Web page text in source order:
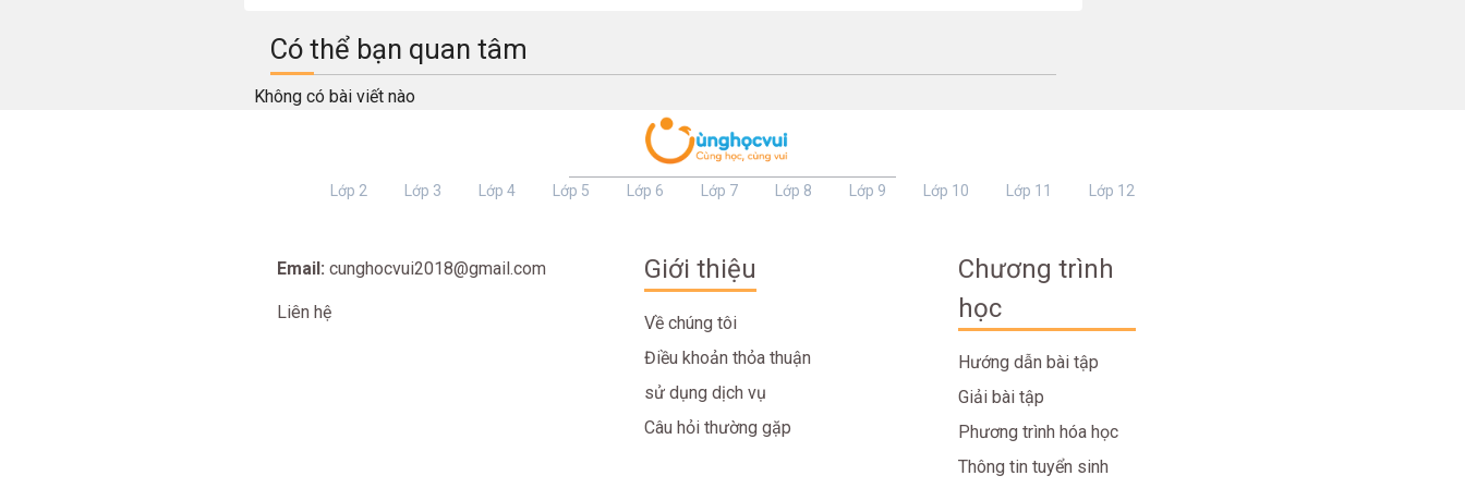
Có thể bạn quan tâm
Không có bài viết nào
Lớp 2 Lớp 3 Lớp 4 Lớp 5 Lớp 6 Lớp 7 Lớp 8 Lớp 9 Lớp 10 Lớp 11 Lớp 12
Email: cunghocvui2018@gmail.com
Liên hệ
Giới thiệu
Về chúng tôi
Điều khoản thỏa thuận
sử dụng dịch vụ
Câu hỏi thường gặp
Chương trình
học
Hướng dẫn bài tập
Giải bài tập
Phương trình hóa học
Thông tin tuyển sinh